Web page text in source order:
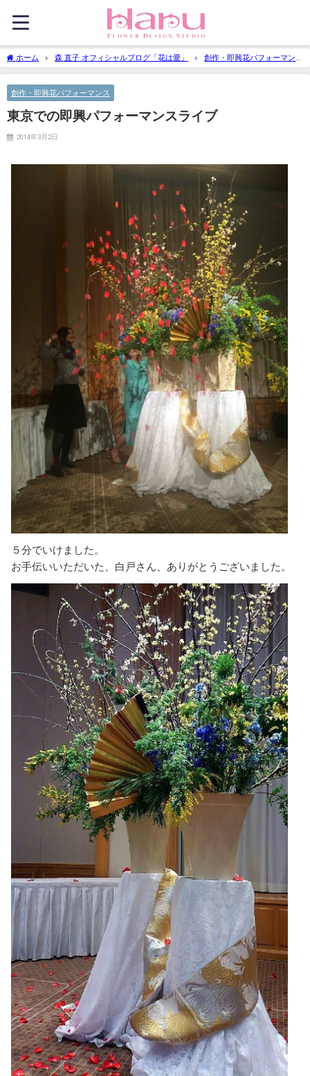
ホーム 森 直子 オフィシャルブログ「花は愛」
創作・即興花パフォーマン
ス
東京での即興パフォーマンスライブ
創作・即興花パフォーマンス
東京での即興パフォーマンスライブ
2014年3月2日
５分でいけました。
お手伝いいただいた、白戸さん、ありがとうございました。